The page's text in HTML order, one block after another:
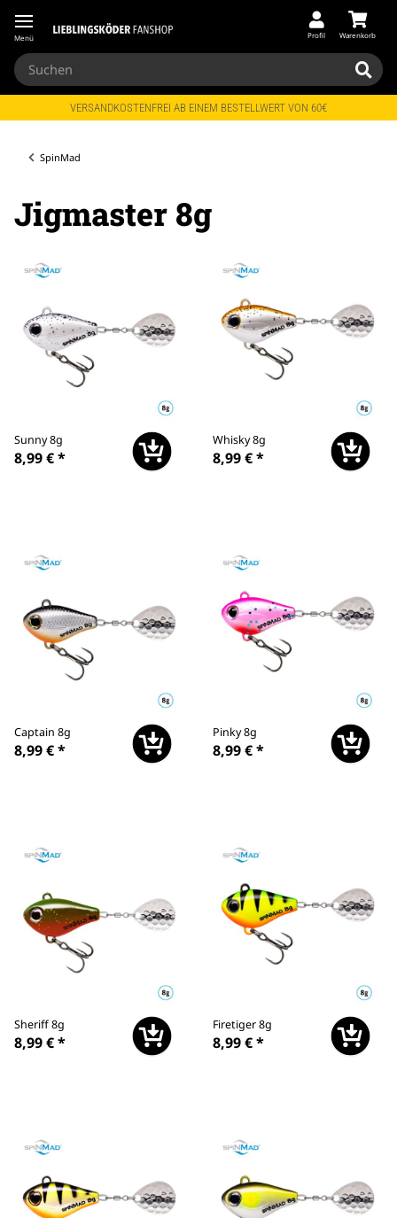
Menü Profil Warenkorb
VERSANDKOSTENFREI AB EINEM BESTELLWERT VON 60€
SpinMad
Jigmaster 8g
Sunny 8g
8,99 €*
Whisky 8g
8,99 €*
Captain 8g
8,99 €*
Pinky 8g
8,99 €*
Sheriff 8g
8,99 €*
Firetiger 8g
8,99 €*